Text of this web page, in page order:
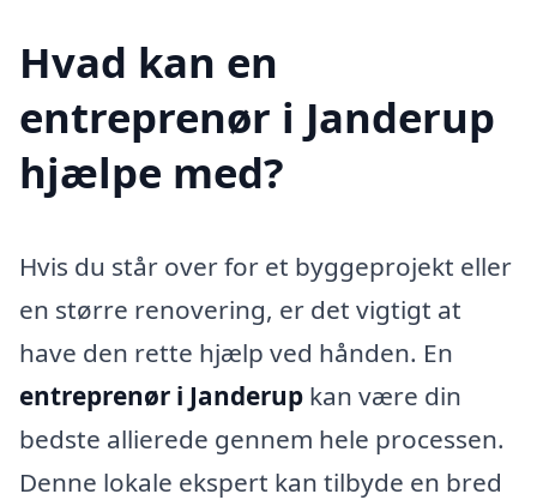
Hvad kan en
entreprenør i Janderup
hjælpe med?
Hvis du står over for et byggeprojekt eller
en større renovering, er det vigtigt at
have den rette hjælp ved hånden. En
entreprenør i Janderup kan være din
bedste allierede gennem hele processen.
Denne lokale ekspert kan tilbyde en bred